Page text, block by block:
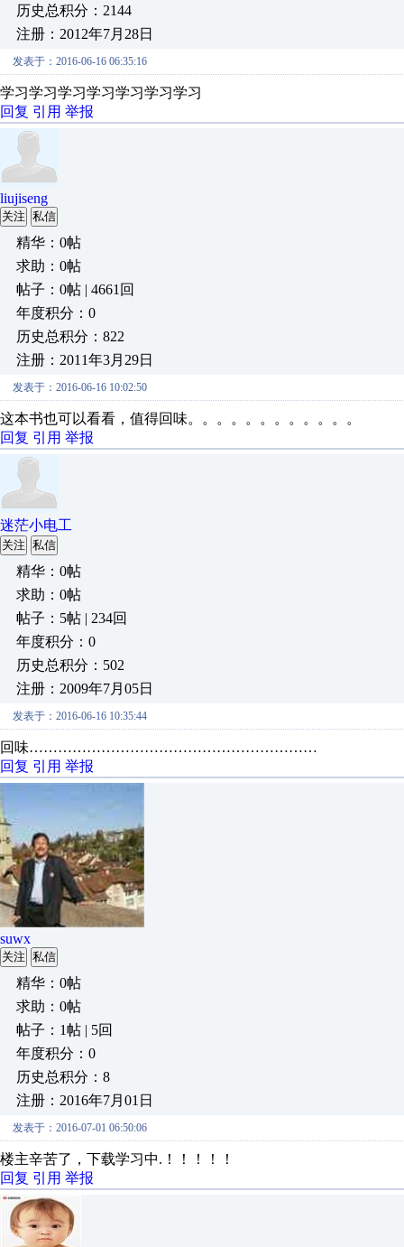
历史总积分：2144
注册：2012年7月28日
发表于：2016-06-16 06:35:16
学习学习学习学习学习学习学习
回复 引用 举报
liujiseng
关注 私信
精华：0帖
求助：0帖
帖子：0帖 | 4661回
年度积分：0
历史总积分：822
注册：2011年3月29日
发表于：2016-06-16 10:02:50
这本书也可以看看，值得回味。。。。。。。。。。。。
回复 引用 举报
迷茫小电工
关注 私信
精华：0帖
求助：0帖
帖子：5帖 | 234回
年度积分：0
历史总积分：502
注册：2009年7月05日
发表于：2016-06-16 10:35:44
回味……………………………………………………
回复 引用 举报
suwx
关注 私信
精华：0帖
求助：0帖
帖子：1帖 | 5回
年度积分：0
历史总积分：8
注册：2016年7月01日
发表于：2016-07-01 06:50:06
楼主辛苦了，下载学习中.！！！！！
回复 引用 举报